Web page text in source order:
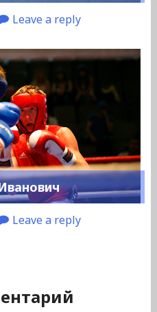
Leave a reply
Leave a reply